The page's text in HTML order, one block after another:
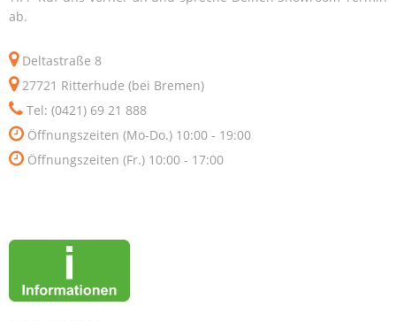
ab.
Deltastraße 8
27721 Ritterhude (bei Bremen)
Tel: (0421) 69 21 888
Öffnungszeiten (Mo-Do.) 10:00 - 19:00
Öffnungszeiten (Fr.) 10:00 - 17:00